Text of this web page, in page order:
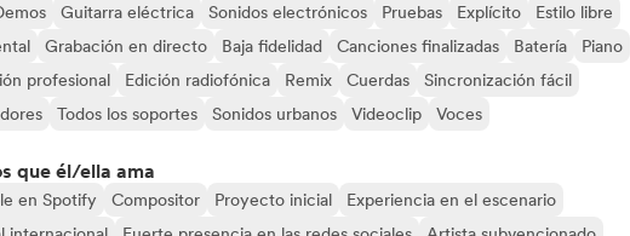
Guitarra eléctrica Sonidos electrónicos Pruebas Explícito
Estilo libre
Grabación en directo Baja fidelidad Canciones finalizadas Batería
Piano
profesional
Edición radiofónica Remix Cuerdas
Sincronización fácil
Todos los soportes Sonidos urbanos Videoclip Voces
que él/ella ama
en Spotify Compositor Proyecto inicial
Experiencia en el escenario